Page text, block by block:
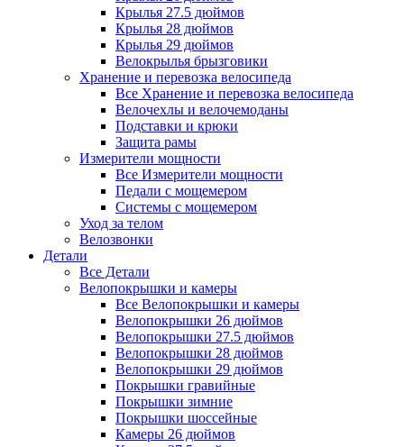
Крылья 27.5 дюймов
Крылья 28 дюймов
Крылья 29 дюймов
Велокрылья брызговики
Хранение и перевозка велосипеда
Все Хранение и перевозка велосипеда
Велочехлы и велочемоданы
Подставки и крюки
Защита рамы
Измерители мощности
Все Измерители мощности
Педали с мощемером
Системы с мощемером
Уход за телом
Велозвонки
Детали
Все Детали
Велопокрышки и камеры
Все Велопокрышки и камеры
Велопокрышки 26 дюймов
Велопокрышки 27.5 дюймов
Велопокрышки 28 дюймов
Велопокрышки 29 дюймов
Покрышки гравийные
Покрышки зимние
Покрышки шоссейные
Камеры 26 дюймов